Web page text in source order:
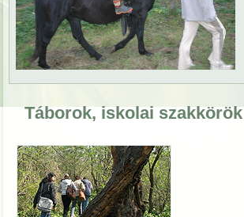
Táborok, iskolai szakkörök